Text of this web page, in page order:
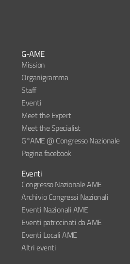
G-AME
Mission
Organigramma
Staff
Eventi
Meet the Expert
Meet the Specialist
G°AME @ Congresso Nazionale
Pagina facebook
Eventi
Congresso Nazionale AME
Archivio Congressi Nazionali
Eventi Nazionali AME
Eventi patrocinati da AME
Eventi Locali AME
Altri eventi